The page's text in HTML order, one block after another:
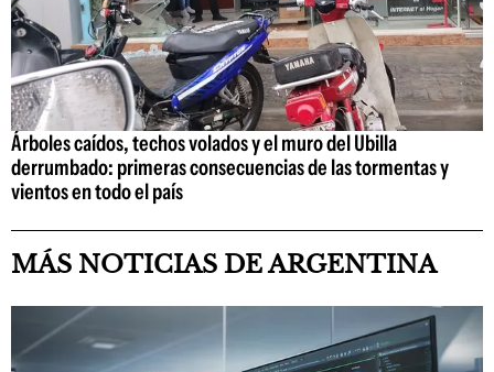
Árboles caídos, techos volados y el muro del Ubilla
derrumbado: primeras consecuencias de las tormentas y
vientos en todo el país
MÁS NOTICIAS DE ARGENTINA